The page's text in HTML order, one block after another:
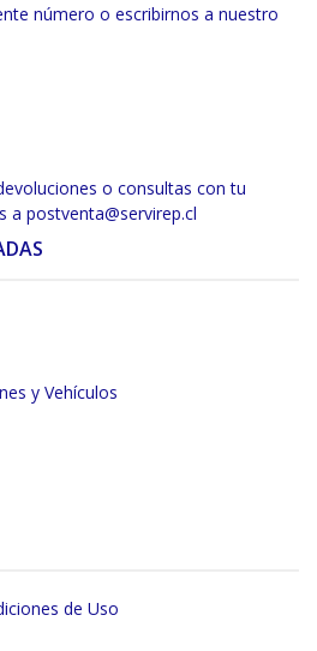
número o escribirnos a nuestro
o consultas con tu
a postventa@servirep.cl
y Vehículos
de Uso